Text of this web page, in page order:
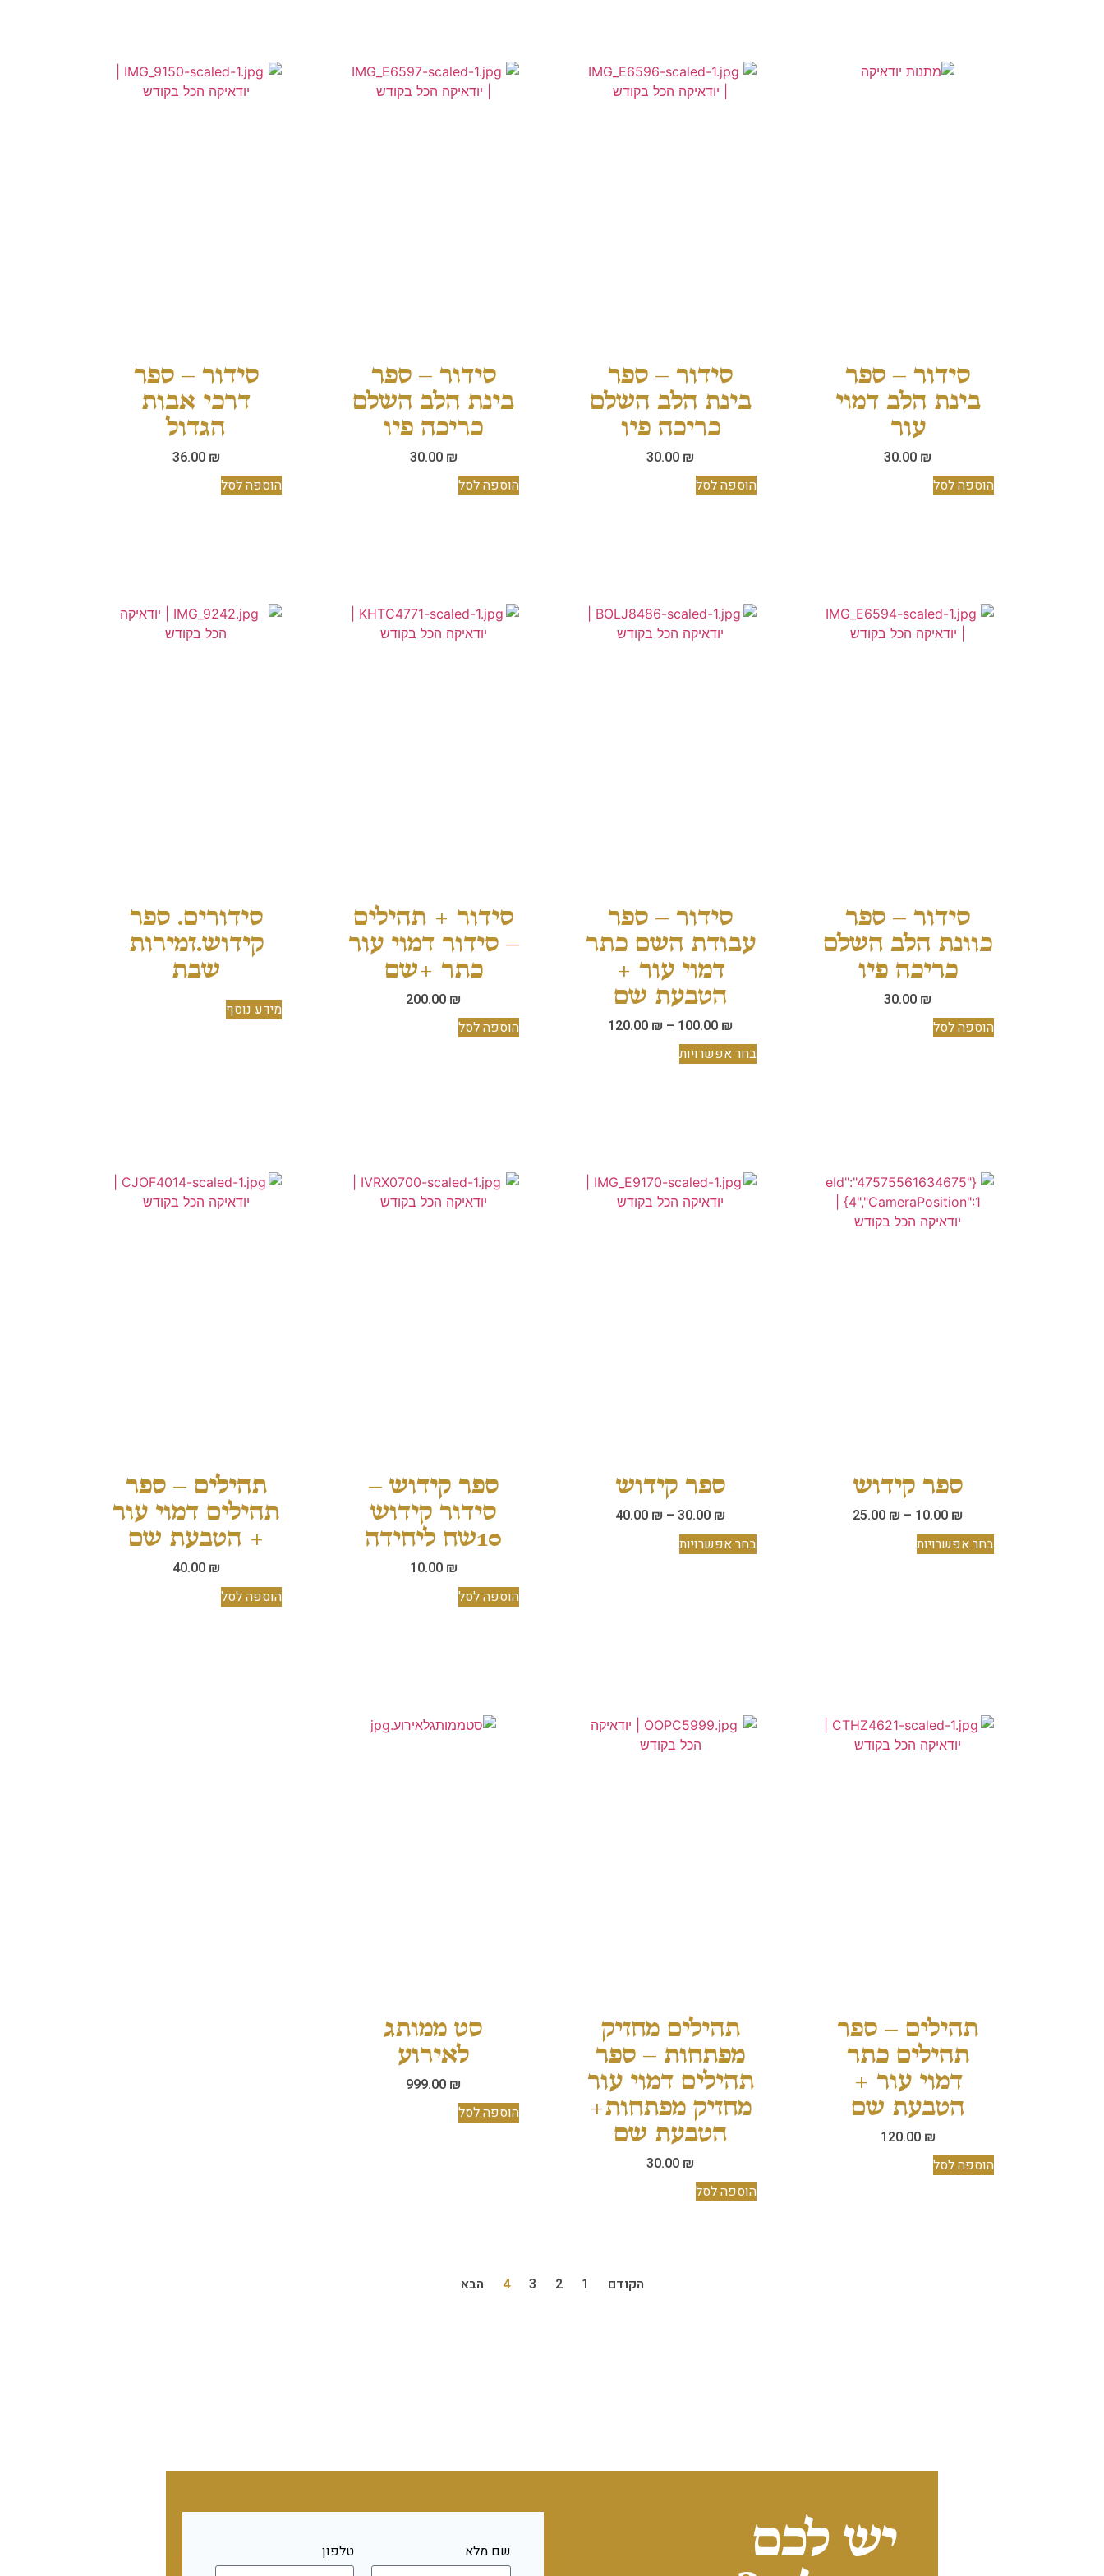
סידור – ספר
בינת הלב דמוי
עור
30.00 ₪
הוספה לסל
סידור – ספר
בינת הלב השלם
כריכה פיו
30.00 ₪
הוספה לסל
סידור – ספר
בינת הלב השלם
כריכה פיו
30.00 ₪
הוספה לסל
סידור – ספר
דרכי אבות
הגדול
36.00 ₪
הוספה לסל
סידור – ספר
כוונת הלב השלם
כריכה פיו
30.00 ₪
הוספה לסל
סידור – ספר
עבודת השם כתר
דמוי עור +
הטבעת שם
100.00 ₪
–
120.00 ₪
בחר אפשרויות
סידור + תהילים
– סידור דמוי עור
כתר +שם
200.00 ₪
הוספה לסל
סידורים. ספר
קידוש.זמירות
שבת
מידע נוסף
ספר קידוש
10.00 ₪
–
25.00 ₪
בחר אפשרויות
ספר קידוש
30.00 ₪
–
40.00 ₪
בחר אפשרויות
ספר קידוש –
סידור קידוש
10שח ליחידה
10.00 ₪
הוספה לסל
תהילים – ספר
תהילים דמוי עור
+ הטבעת שם
40.00 ₪
הוספה לסל
תהילים – ספר
תהילים כתר
דמוי עור +
הטבעת שם
120.00 ₪
הוספה לסל
תהילים מחזיק
מפתחות – ספר
תהילים דמוי עור
מחזיק מפתחות+
הטבעת שם
30.00 ₪
הוספה לסל
סט ממותג
לאירוע
999.00 ₪
הוספה לסל
הקודם 1
2
3
4 הבא
יש לכם
שם מלא טלפון